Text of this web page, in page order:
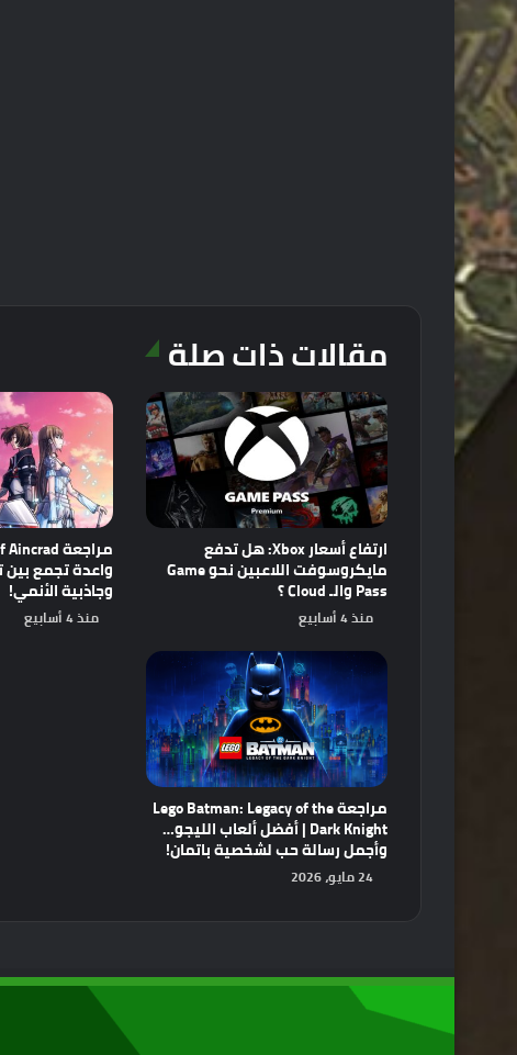
مقالات ذات صلة
ارتفاع أسعار Xbox: هل تدفع
مايكروسوفت اللاعبين نحو Game
Pass والـ Cloud ؟
منذ 4 أسابيع
وجاذبية الأنمي!
منذ 4 أسابيع
مراجعة Lego Batman: Legacy of the
Dark Knight | أفضل ألعاب الليجو…
وأجمل رسالة حب لشخصية باتمان!
24 مايو، 2026